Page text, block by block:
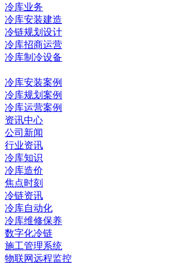
冷库业务
冷库安装建造
冷链规划设计
冷库招商运营
冷库制冷设备
冷库安装案例
冷库规划案例
冷库运营案例
资讯中心
公司新闻
行业资讯
冷库知识
冷库造价
焦点时刻
冷链资讯
冷库自动化
冷库维修保养
数字化冷链
施工管理系统
物联网远程监控